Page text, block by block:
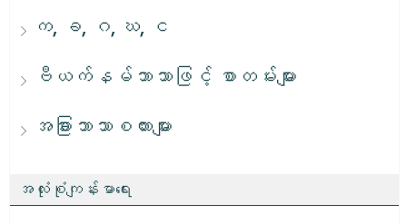
က, ခ, ဂ, ဃ, င
ဗီယက်နမ်ဘာသာဖြင့် စာတမ်းများ
အခြားဘာသာစကားများ
အလုံးစုံကျန်းမာရေး